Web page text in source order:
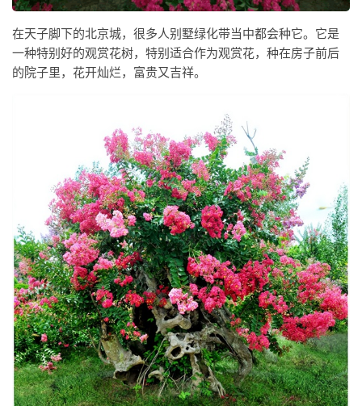
在天子脚下的北京城，很多人别墅绿化带当中都会种它。它是
一种特别好的观赏花树，特别适合作为观赏花，种在房子前后
的院子里，花开灿烂，富贵又吉祥。